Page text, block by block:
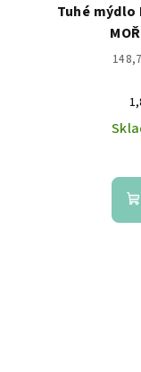
Tuhé mýdlo